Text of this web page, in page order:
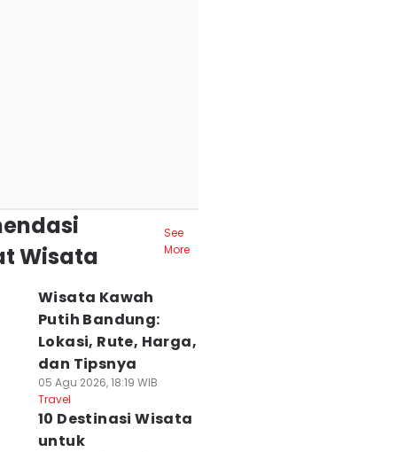
Wisata
See
More
Wisata Kawah
Putih Bandung:
Lokasi, Rute, Harga,
dan Tipsnya
05 Agu 2026, 18:19 WIB
Travel
10 Destinasi Wisata
untuk